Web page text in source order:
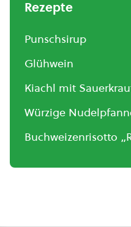
Rezepte
Punschsirup
Glühwein
Kiachl mit
Würzige
Buchweizenrisotto